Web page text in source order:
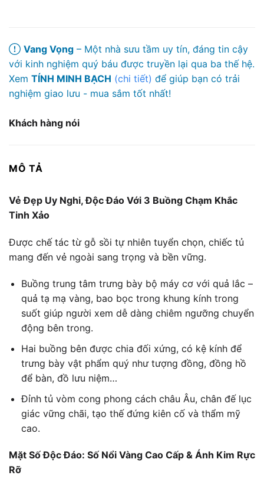
Vang Vọng – Một nhà sưu tầm uy tín, đáng tin cậy
với kinh nghiệm quý báu được truyền lại qua ba thế hệ.
Xem TÍNH MINH BẠCH (chi tiết) để giúp bạn có trải
nghiệm giao lưu - mua sắm tốt nhất!
Khách hàng nói
MÔ TẢ
Vẻ Đẹp Uy Nghi, Độc Đáo Với 3 Buồng Chạm Khắc
Tinh Xảo
Được chế tác từ gỗ sồi tự nhiên tuyển chọn, chiếc tủ
mang đến vẻ ngoài sang trọng và bền vững.
Buồng trung tâm trưng bày bộ máy cơ với quả lắc –
quả tạ mạ vàng, bao bọc trong khung kính trong
suốt giúp người xem dễ dàng chiêm ngưỡng chuyển
động bên trong.
Hai buồng bên được chia đối xứng, có kệ kính để
trưng bày vật phẩm quý như tượng đồng, đồng hồ
để bàn, đồ lưu niệm…
Đỉnh tủ vòm cong phong cách châu Âu, chân đế lục
giác vững chãi, tạo thế đứng kiên cố và thẩm mỹ
cao.
Mặt Số Độc Đáo: Số Nổi Vàng Cao Cấp & Ánh Kim Rực
Rỡ